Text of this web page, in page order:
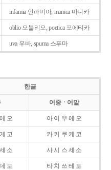
infamia 인파미아, manica 마니카
oblio 오블리오, poetica 포에티카
uva 우바, spuma 스푸마
한글
어중ㆍ어말
오 아 이 우 에 오
고 카 키 쿠 케 코
소 사 시 스 세 소
도 타 치 쓰 테 토